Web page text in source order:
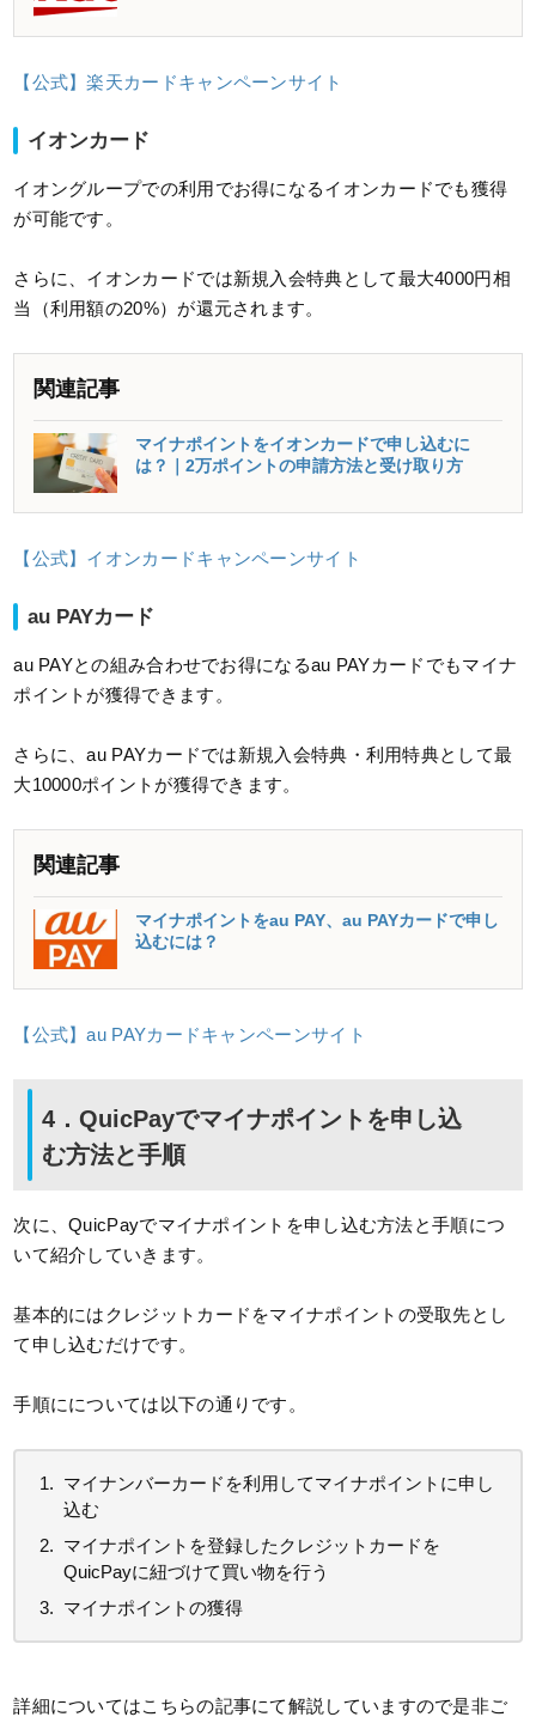
【公式】楽天カードキャンペーンサイト
イオンカード
イオングループでの利用でお得になるイオンカードでも獲得
が可能です。
さらに、イオンカードでは新規入会特典として最大4000円相
当（利用額の20%）が還元されます。
関連記事
マイナポイントをイオンカードで申し込むに
は？｜2万ポイントの申請方法と受け取り方
【公式】イオンカードキャンペーンサイト
au PAYカード
au PAYとの組み合わせでお得になるau PAYカードでもマイナ
ポイントが獲得できます。
さらに、au PAYカードでは新規入会特典・利用特典として最
大10000ポイントが獲得できます。
関連記事
マイナポイントをau PAY、au PAYカードで申し
込むには？
【公式】au PAYカードキャンペーンサイト
4．QuicPayでマイナポイントを申し込
む方法と手順
次に、QuicPayでマイナポイントを申し込む方法と手順につ
いて紹介していきます。
基本的にはクレジットカードをマイナポイントの受取先とし
て申し込むだけです。
手順にについては以下の通りです。
マイナンバーカードを利用してマイナポイントに申し
込む
マイナポイントを登録したクレジットカードを
QuicPayに紐づけて買い物を行う
マイナポイントの獲得
詳細についてはこちらの記事にて解説していますので是非ご